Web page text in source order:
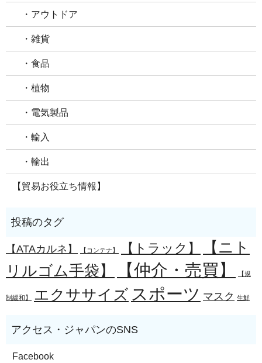
・アウトドア
・雑貨
・食品
・植物
・電気製品
・輸入
・輸出
【貿易お役立ち情報】
【ATAカルネ】 【コンテナ】 【トラック】
【ニト
リルゴム手袋】
【仲介・売買】 【規
制緩和】 エクササイズ スポーツ マスク 生鮮
Facebook